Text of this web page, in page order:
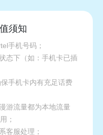
须知
手机号码；
态下（如：手机卡已插
手机卡内有充足话费
游流量都为本地流量
；
客服处理；